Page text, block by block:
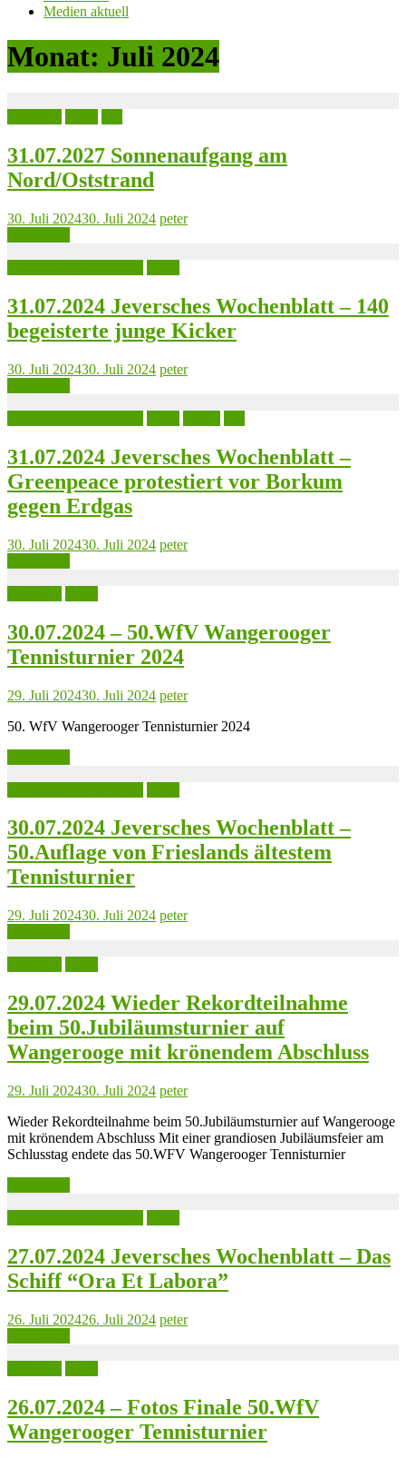
Medien aktuell
Monat: Juli 2024
31.07.2027 Sonnenaufgang am
Nord/Oststrand
30. Juli 202430. Juli 2024 peter
31.07.2024 Jeversches Wochenblatt – 140
begeisterte junge Kicker
30. Juli 202430. Juli 2024 peter
31.07.2024 Jeversches Wochenblatt –
Greenpeace protestiert vor Borkum
gegen Erdgas
30. Juli 202430. Juli 2024 peter
30.07.2024 – 50.WfV Wangerooger
Tennisturnier 2024
29. Juli 202430. Juli 2024 peter
50. WfV Wangerooger Tennisturnier 2024
30.07.2024 Jeversches Wochenblatt –
50.Auflage von Frieslands ältestem
Tennisturnier
29. Juli 202430. Juli 2024 peter
29.07.2024 Wieder Rekordteilnahme
beim 50.Jubiläumsturnier auf
Wangerooge mit krönendem Abschluss
29. Juli 202430. Juli 2024 peter
Wieder Rekordteilnahme beim 50.Jubiläumsturnier auf Wangerooge
mit krönendem Abschluss Mit einer grandiosen Jubiläumsfeier am
Schlusstag endete das 50.WFV Wangerooger Tennisturnier
27.07.2024 Jeversches Wochenblatt – Das
Schiff “Ora Et Labora”
26. Juli 202426. Juli 2024 peter
26.07.2024 – Fotos Finale 50.WfV
Wangerooger Tennisturnier